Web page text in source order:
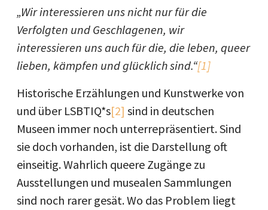
„Wir interessieren uns nicht nur für die
Verfolgten und Geschlagenen, wir
interessieren uns auch für die, die leben, queer
lieben, kämpfen und glücklich sind.“[1]
Historische Erzählungen und Kunstwerke von
und über LSBTIQ*s[2] sind in deutschen
Museen immer noch unterrepräsentiert. Sind
sie doch vorhanden, ist die Darstellung oft
einseitig. Wahrlich queere Zugänge zu
Ausstellungen und musealen Sammlungen
sind noch rarer gesät. Wo das Problem liegt